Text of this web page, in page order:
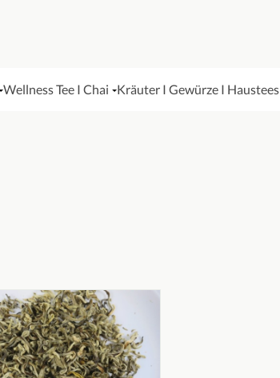
Wellness Tee I Chai Kräuter I Gewürze I Haustees